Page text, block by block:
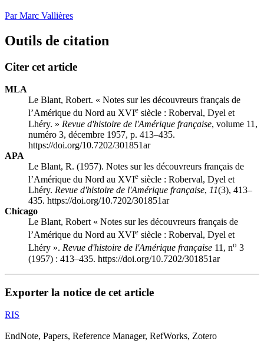
Par Marc Vallières
Outils de citation
Citer cet article
MLA
Le Blant, Robert. « Notes sur les découvreurs français de
l’Amérique du Nord au XVIe siècle : Roberval, Dyel et
Lhéry. » Revue d'histoire de l'Amérique française, volume 11,
numéro 3, décembre 1957, p. 413–435.
https://doi.org/10.7202/301851ar
APA
Le Blant, R. (1957). Notes sur les découvreurs français de
l’Amérique du Nord au XVIe siècle : Roberval, Dyel et
Lhéry. Revue d'histoire de l'Amérique française, 11(3), 413–
435. https://doi.org/10.7202/301851ar
Chicago
Le Blant, Robert « Notes sur les découvreurs français de
l’Amérique du Nord au XVIe siècle : Roberval, Dyel et
Lhéry ». Revue d'histoire de l'Amérique française 11, no 3
(1957) : 413–435. https://doi.org/10.7202/301851ar
Exporter la notice de cet article
RIS
EndNote, Papers, Reference Manager, RefWorks, Zotero